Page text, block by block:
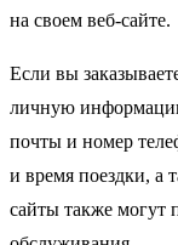
на своем веб-сайте.
Если вы
личную
почты и номер
и время поездки, а
сайты также могут